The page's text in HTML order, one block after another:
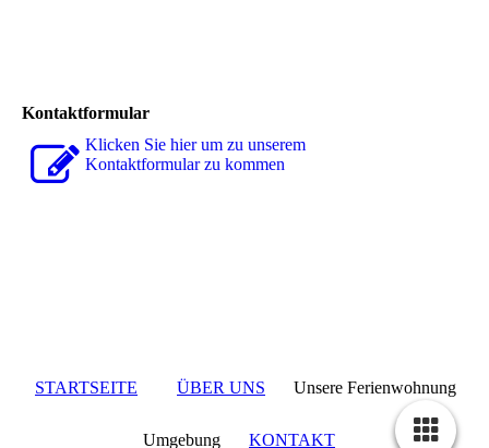
Kontaktformular
Klicken Sie hier um zu unserem
Kon­takt­for­mu­lar zu kommen
STARTSEITE ÜBER UNS Unsere Ferienwohnung
Umgebung KONTAKT